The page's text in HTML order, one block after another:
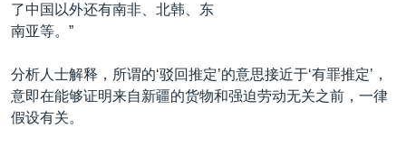
了中国以外还有南非、北韩、东
南亚等。”
分析人士解释，所谓的‘驳回推定’的意思接近于‘有罪推定’，
意即在能够证明来自新疆的货物和强迫劳动无关之前，一律
假设有关。